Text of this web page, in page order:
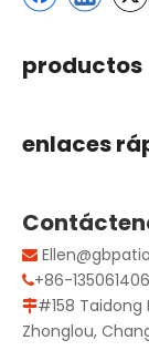
productos
enlaces

+86-
#158 Taidong
Zhonglou,